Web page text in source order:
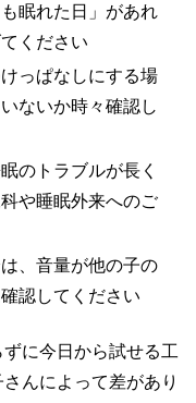
眠れた日」があれ
ください
っぱなしにする場
ないか時々確認し
のトラブルが長く
や睡眠外来へのご
、音量が他の子の
認してください
に今日から試せる工
んによって差があり